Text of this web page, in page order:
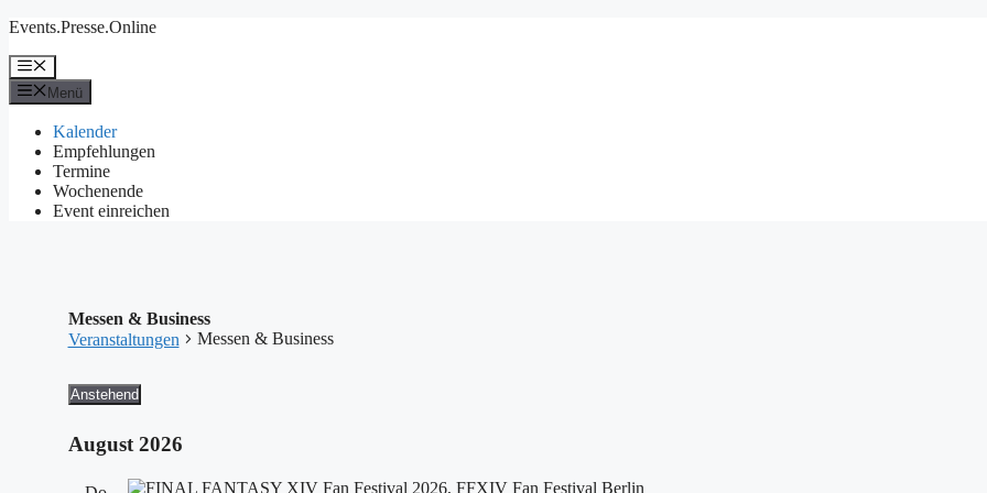
Zum
springen
Events.Presse.Online
Menü
Menü
Kalender
Empfehlungen
Termine
Wochenende
Event einreichen
Messen & Business
Veranstaltungen
Messen & Business
Veranstaltungen
Anstehend
wählen.
August 2026